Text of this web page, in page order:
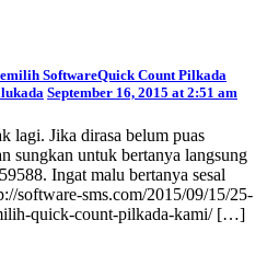
SoftwareQuick Count Pilkada
September 16, 2015 at 2:51 am
lagi. Jika dirasa belum puas
sungkan untuk bertanya langsung
Ingat malu bertanya sesal
software-sms.com/2015/09/15/25-
quick-count-pilkada-kami/ […]